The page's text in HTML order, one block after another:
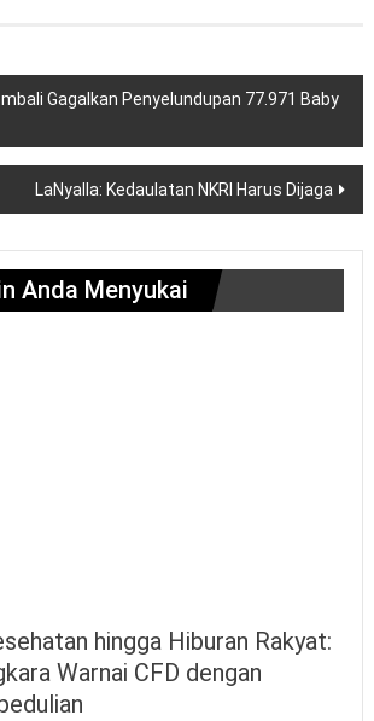
Gagalkan Penyelundupan 77.971 Baby
LaNyalla: Kedaulatan NKRI Harus Dijaga
Anda Menyukai
hingga Hiburan Rakyat:
Warnai CFD dengan